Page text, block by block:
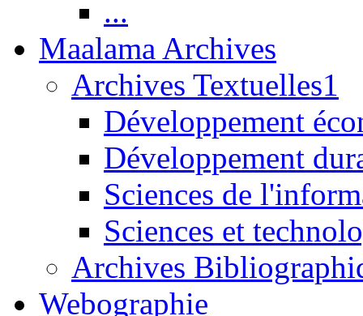
...
Maalama Archives
Archives Textuelles1
Développement
Développement
Sciences de
Sciences et
Archives
Webographie